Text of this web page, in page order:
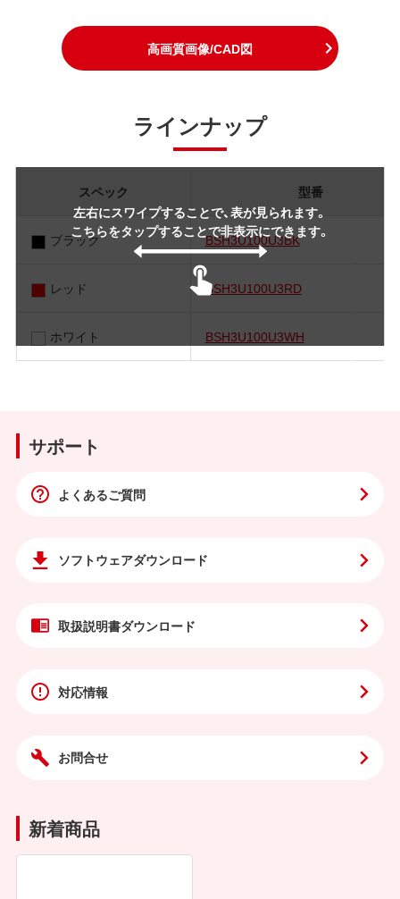
高画質画像/CAD図
ラインナップ
左右にスワイプすることで、表が見られます。
こちらをタップすることで非表示にできます。
スペック 型番
ブラック BSH3U100U3BK
レッド BSH3U100U3RD
ホワイト BSH3U100U3WH
サポート
よくあるご質問
ソフトウェアダウンロード
取扱説明書ダウンロード
対応情報
お問合せ
新着商品